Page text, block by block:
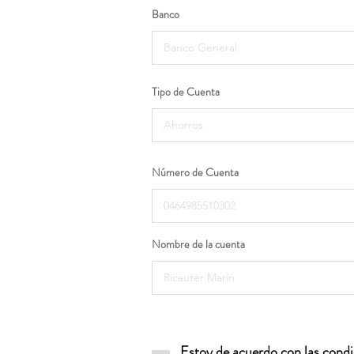
Banco
Tipo de Cuenta
Número de Cuenta
Nombre de la cuenta